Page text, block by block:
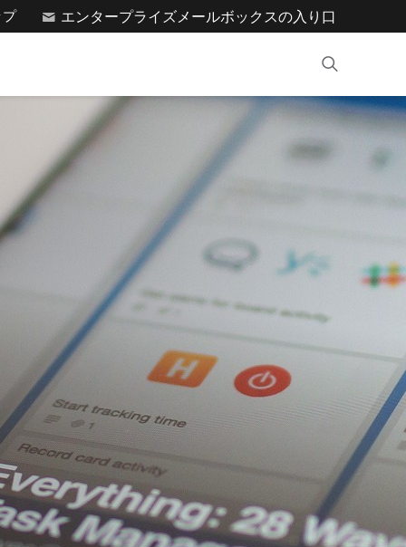
プ エンタープライズメールボックスの入り口